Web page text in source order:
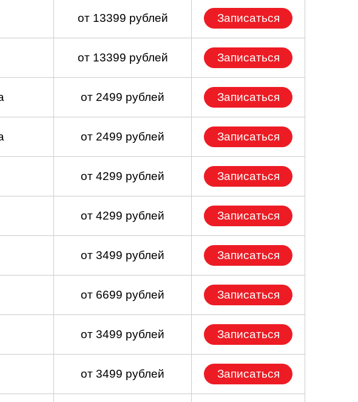
от 13399 рублей Записаться
от 13399 рублей Записаться
от 2499 рублей Записаться
от 2499 рублей Записаться
от 4299 рублей Записаться
от 4299 рублей Записаться
от 3499 рублей Записаться
от 6699 рублей Записаться
от 3499 рублей Записаться
от 3499 рублей Записаться